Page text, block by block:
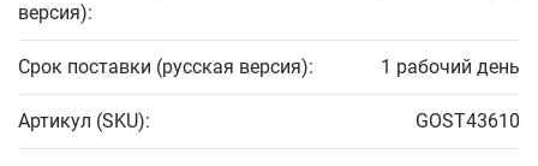
версия):
Срок поставки (русская версия): 1 рабочий день
Артикул (SKU): GOST43610